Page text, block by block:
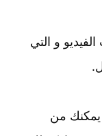
و التي
يمكنك من